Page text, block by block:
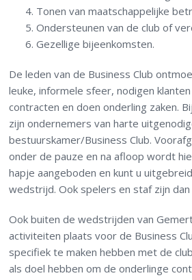
Tonen van maatschappelijke
Ondersteunen van de club of
Gezellige bijeenkomsten.
De leden van de Business Club
leuke, informele sfeer, nodigen
contracten en doen onderling zaken.
zijn ondernemers van harte
bestuurskamer/Business Club.
onder de pauze en na afloop wordt
hapje aangeboden en kunt u
wedstrijd. Ook spelers en staf zijn dan
Ook buiten de wedstrijden van
activiteiten plaats voor de Business
specifiek te maken hebben met de
als doel hebben om de onderlinge